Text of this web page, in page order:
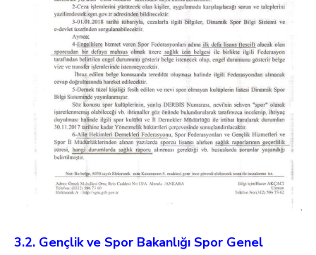
3.2. Gençlik ve Spor Bakanlığı Spor Genel